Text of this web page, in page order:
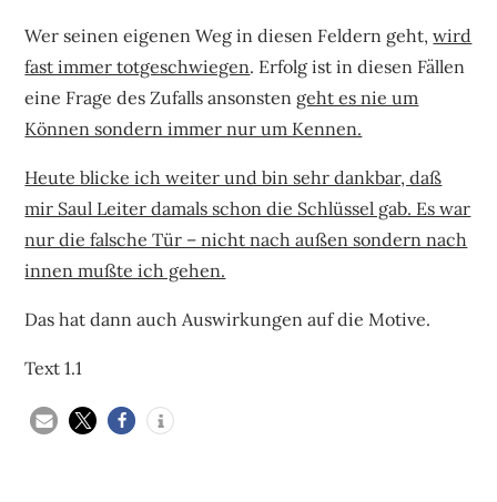
Wer seinen eigenen Weg in diesen Feldern geht,wird
fast immer totgeschwiegen. Erfolg ist in diesen Fällen
eine Frage des Zufalls ansonsten geht es nie um
Können sondern immer nur um Kennen.
Heute blicke ich weiter und bin sehr dankbar, daß
mir Saul Leiter damals schon die Schlüssel gab. Es war
nur die falsche Tür – nicht nach außen sondern nach
innen mußte ich gehen.
Das hat dann auch Auswirkungen auf die Motive.
Text 1.1